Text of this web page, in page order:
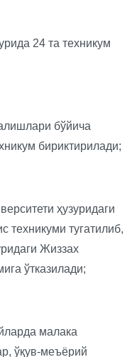
24 та техникум
бўйича
бириктирилади;
ҳузуридаги
техникуми тугатилиб,
Жиззах
ўтказилади;
малака
ўқув-меъёрий